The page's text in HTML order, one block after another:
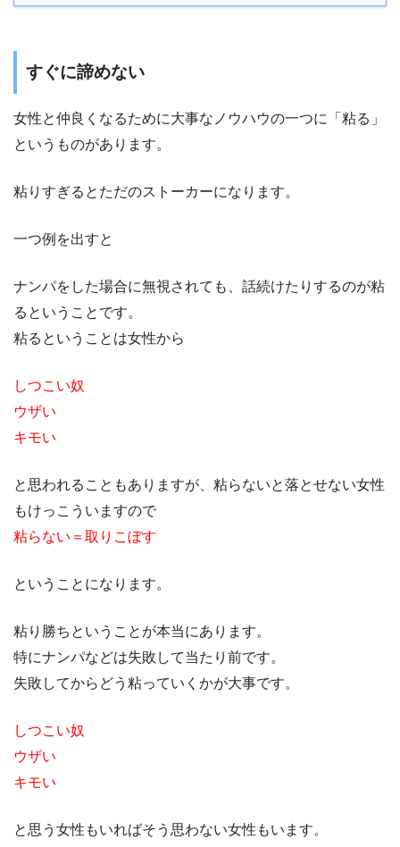
すぐに諦めない
女性と仲良くなるために大事なノウハウの一つに「粘る」
というものがあります。
粘りすぎるとただのストーカーになります。
一つ例を出すと
ナンパをした場合に無視されても、話続けたりするのが粘
るということです。
粘るということは女性から
しつこい奴
ウザい
キモい
と思われることもありますが、粘らないと落とせない女性
もけっこういますので
粘らない＝取りこぼす
ということになります。
粘り勝ちということが本当にあります。
特にナンパなどは失敗して当たり前です。
失敗してからどう粘っていくかが大事です。
しつこい奴
ウザい
キモい
と思う女性もいればそう思わない女性もいます。